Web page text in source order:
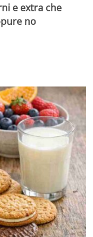
e extra che
no